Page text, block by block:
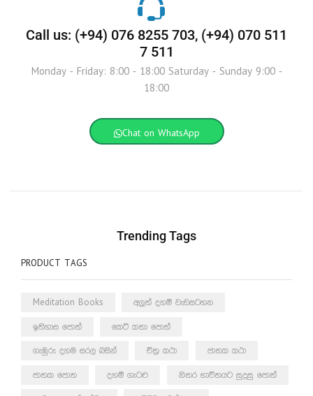
Call us: (+94) 076 8255 703, (+94) 070 511
7 511
Monday - Friday: 8:00 - 18:00 Saturday - Sunday 9:00 -
18:00
Chat on WhatsApp
Trending Tags
PRODUCT TAGS
Meditation Books අලුත් දහම් වැඩසටහන
ඉතිහාස පොත් කෙටි කතා පොත්
ගැඹුරු දහම සරල බසින් චිත්‍ර කථා ජාතක කථා
ජාතක පොත දහම් ගැටළු නිතර භාවිතයට සුදුසු පොත්